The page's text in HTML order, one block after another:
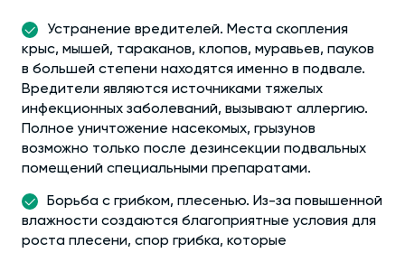
Устранение вредителей. Места скопления
крыс, мышей, тараканов, клопов, муравьев, пауков
в большей степени находятся именно в подвале.
Вредители являются источниками тяжелых
инфекционных заболеваний, вызывают аллергию.
Полное уничтожение насекомых, грызунов
возможно только после дезинсекции подвальных
помещений специальными препаратами.
Борьба с грибком, плесенью. Из-за повышенной
влажности создаются благоприятные условия для
роста плесени, спор грибка, которые